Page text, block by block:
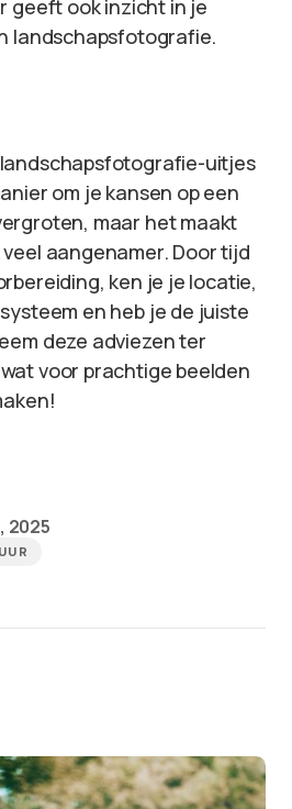
geeft ook inzicht in je
landschapsfotografie.
uitjes
om je kansen op een
maar het maakt
aangenamer. Door tijd
ken je je locatie,
en heb je de juiste
deze adviezen ter
voor prachtige beelden
2025